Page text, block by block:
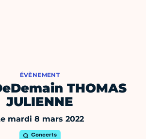
ÉVÈNEMENT
THOMAS
JULIENNE
mardi 8 mars 2022
Concerts